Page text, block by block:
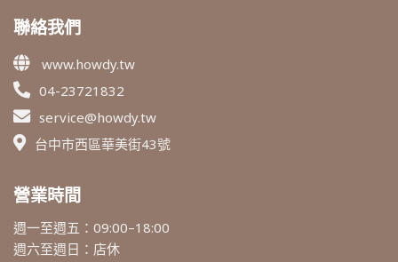
聯絡我們
www.howdy.tw
04-23721832
service@howdy.tw
台中市西區華美街43號
營業時間
週一至週五：09:00–18:00
週六至週日：店休